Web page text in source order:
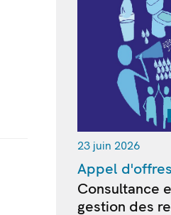
23 juin 2026
Appel d'offres
Consultance
gestion des